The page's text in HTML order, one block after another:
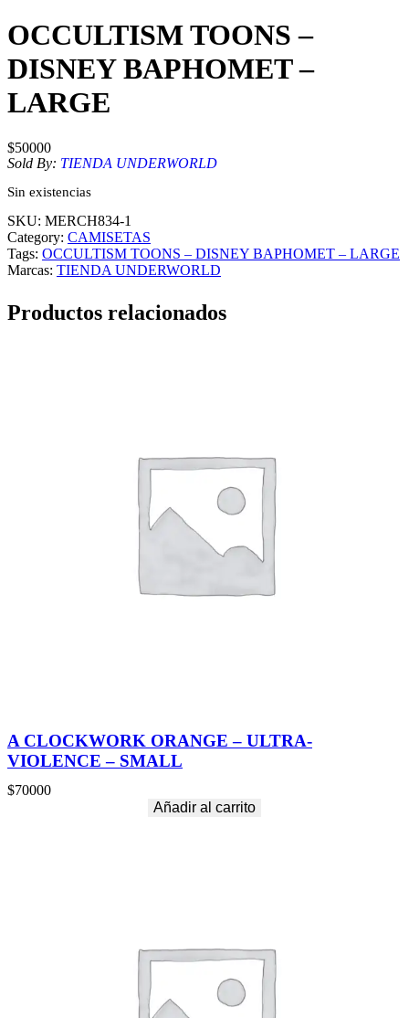
OCCULTISM TOONS –
DISNEY BAPHOMET –
LARGE
$50000
Sold By: TIENDA UNDERWORLD
Sin existencias
SKU: MERCH834-1
Category: CAMISETAS
Tags: OCCULTISM TOONS – DISNEY BAPHOMET – LARGE
Marcas: TIENDA UNDERWORLD
Productos relacionados
A CLOCKWORK ORANGE – ULTRA-
VIOLENCE – SMALL
$70000
Añadir al carrito